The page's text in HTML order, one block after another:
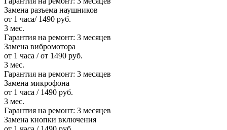
Замена разъема наушников
от 1 часа/ 1490 руб.
3 мес.
Гарантия на ремонт: 3 месяцев
Замена вибромотора
от 1 часа / от 1490 руб.
3 мес.
Гарантия на ремонт: 3 месяцев
Замена микрофона
от 1 часа / 1490 руб.
3 мес.
Гарантия на ремонт: 3 месяцев
Замена кнопки включения